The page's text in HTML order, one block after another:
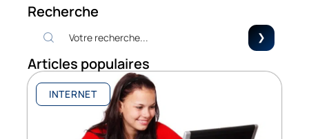
Recherche
Articles populaires
INTERNET